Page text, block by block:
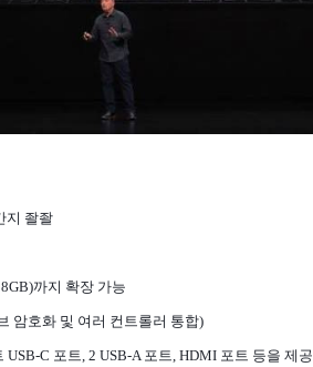
지 좔좔
까지 확장 가능
암호화 및 여러 컨트롤러 통합)
C 포트, 2 USB-A 포트, HDMI 포트 등을 제공